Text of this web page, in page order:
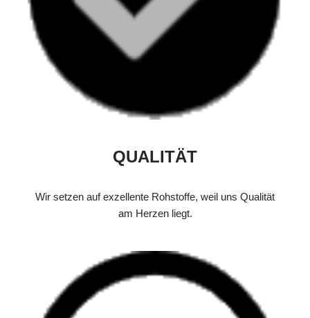
QUALITÄT
Wir setzen auf exzellente Rohstoffe, weil uns Qualität
am Herzen liegt.